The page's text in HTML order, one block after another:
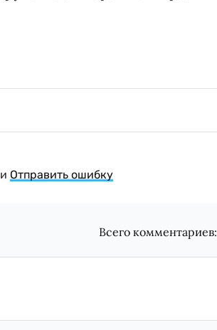
Отправить ошибку
Всего комментариев: